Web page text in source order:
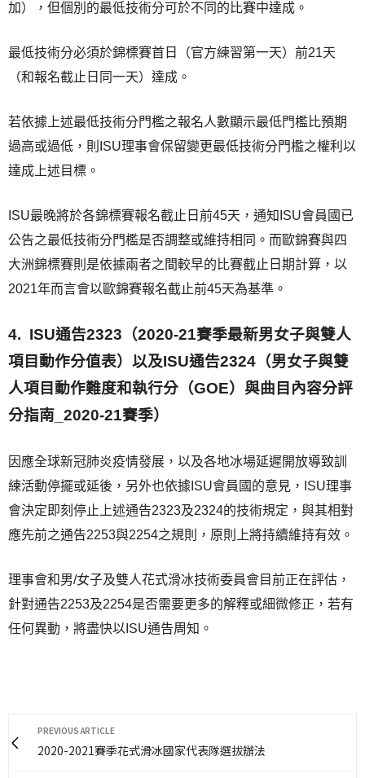
加），但個別的最低技術分可於不同的比賽中達成。
最低技術分必須於錦標賽首日（官方練習第一天）前21天
（和報名截止日同一天）達成。
若依據上述最低技術分門檻之報名人數顯示最低門檻比預期
過高或過低，則ISU理事會保留變更最低技術分門檻之權利以
達成上述目標。
ISU最晚將於各錦標賽報名截止日前45天，通知ISU會員國已
公告之最低技術分門檻是否調整或維持相同。而歐錦賽與四
大洲錦標賽則是依據兩者之間較早的比賽截止日期計算，以
2021年而言會以歐錦賽報名截止前45天為基準。
4. ISU通告2323（2020-21賽季最新男女子與雙人
項目動作分值表）以及ISU通告2324（男女子與雙
人項目動作難度和執行分（GOE）與曲目內容分評
分指南_2020-21賽季）
因應全球新冠肺炎疫情發展，以及各地冰場延遲開放導致訓
練活動停擺或延後，另外也依據ISU會員國的意見，ISU理事
會決定即刻停止上述通告2323及2324的技術規定，與其相對
應先前之通告2253與2254之規則，原則上將持續維持有效。
理事會和男/女子及雙人花式滑冰技術委員會目前正在評估，
針對通告2253及2254是否需要更多的解釋或細微修正，若有
任何異動，將盡快以ISU通告周知。
PREVIOUS ARTICLE
2020-2021賽季花式滑冰國家代表隊選拔辦法